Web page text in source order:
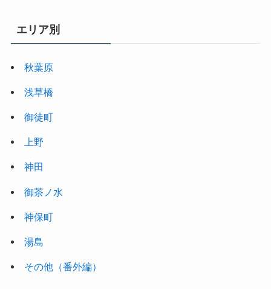
エリア別
秋葉原
浅草橋
御徒町
上野
神田
御茶ノ水
神保町
湯島
その他（番外編）